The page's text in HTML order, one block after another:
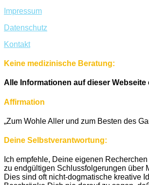
Impressum
Datenschutz
Kontakt
Keine medizinische Beratung:
Alle Informationen auf dieser
Affirmation
„Zum Wohle Aller und zum Besten des
Deine Selbstverantwortung:
Ich empfehle, Deine eigenen
zu endgültigen Schlussfolgerungen über
Dies sind oft nicht-dogmatische kreative